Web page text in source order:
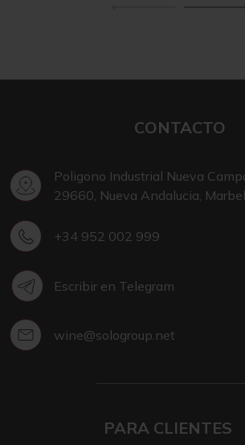
CONTACTO
Poligono Industrial Nueva
29660, Nueva Andalucia,
+34 952 002 999
Escribir en Telegram
wine@sologroup.net
PARA CLIENTES